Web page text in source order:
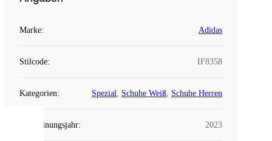
Marke: Adidas
Stilcode: IF8358
Kategorien: Spezial, Schuhe Weiß, Schuhe Herren
Erscheinungsjahr: 2023
COOKIES